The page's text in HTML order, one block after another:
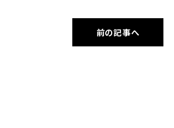
前の記事へ